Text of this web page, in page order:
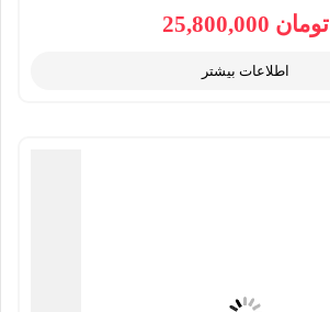
تومان
اطلاعات بیشتر